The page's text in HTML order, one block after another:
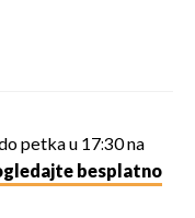
petka u 17:30 na
besplatno